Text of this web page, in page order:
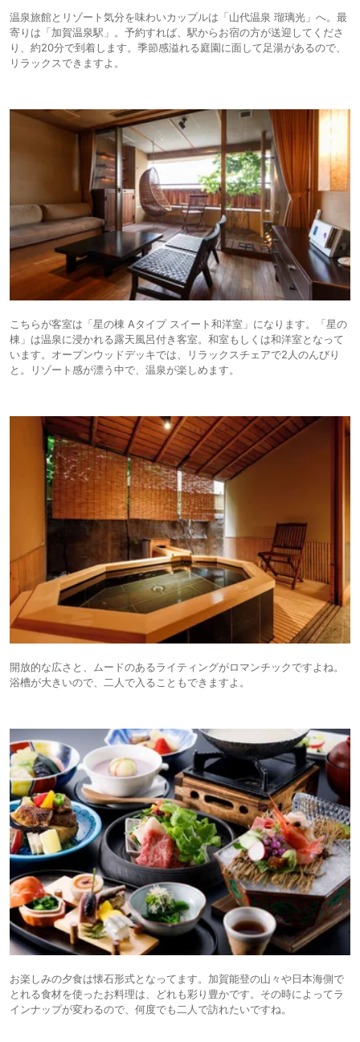
温泉旅館とリゾート気分を味わいカップルは「山代温泉 瑠璃光」へ。最
寄りは「加賀温泉駅」。予約すれば、駅からお宿の方が送迎してくださ
り、約20分で到着します。季節感溢れる庭園に面して足湯があるので、
リラックスできますよ。
こちらが客室は「星の棟 Aタイプ スイート和洋室」になります。「星の
棟」は温泉に浸かれる露天風呂付き客室。和室もしくは和洋室となって
います。オープンウッドデッキでは、リラックスチェアで2人のんびり
と。リゾート感が漂う中で、温泉が楽しめます。
開放的な広さと、ムードのあるライティングがロマンチックですよね。
浴槽が大きいので、二人で入ることもできますよ。
お楽しみの夕食は懐石形式となってます。加賀能登の山々や日本海側で
とれる食材を使ったお料理は、どれも彩り豊かです。その時によってラ
インナップが変わるので、何度でも二人で訪れたいですね。